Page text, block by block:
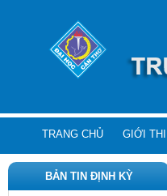
TRANG CHỦ GIỚI
BẢN TIN ĐỊNH KỲ